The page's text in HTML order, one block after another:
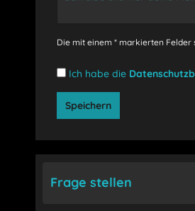
Die mit einem * markierten Felder
Ich habe die
Speichern
Frage stellen